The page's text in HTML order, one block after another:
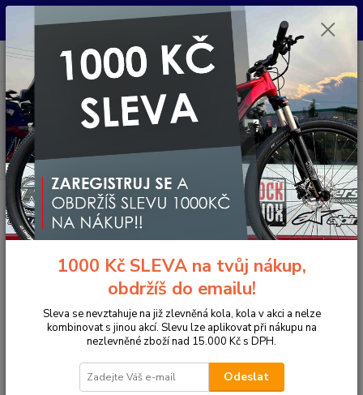
Pro nachystání kola / doplňků na prodejně si prosím zavolejte dopředu.
Menu
CZK
Hledat
+420 733 792 733
PO-PÁ 10:00-17:00 | SO: 9:00-12:00
Úvod Jízdní kola Horská kola
Horská kola s předním odpružením 29"
KTM ULTRA RIDE 29 fire orange (black)
KTM ULTRA RIDE 29 fire orange
(black)1000 Kč SLEVA na tvůj nákup,
obdržíš do emailu!
Sleva se nevztahuje na již zlevněná kola, kola v akci a nelze
kombinovat s jinou akcí. Slevu lze aplikovat při nákupu na
nezlevněné zboží nad 15.000 Kč s DPH.
Odeslat